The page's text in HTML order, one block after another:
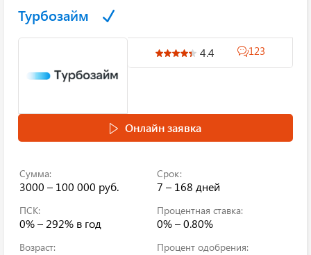
Турбозайм
4.4 123
Онлайн заявка
Сумма:
3000 – 100 000 руб.
Срок:
7 – 168 дней
ПСК:
0% – 292% в год
Процентная ставка:
0% – 0.80%
Возраст: Процент одобрения: